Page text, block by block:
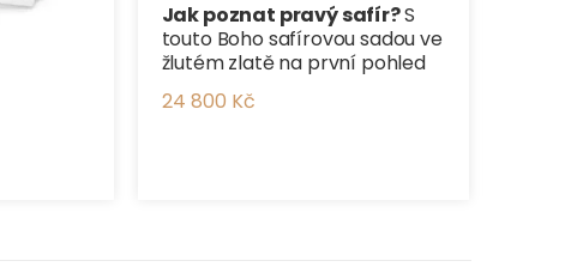
Jak poznat pravý safír?S
touto Boho safírovou sadou ve
žlutém zlatě na první pohled
24 800 Kč